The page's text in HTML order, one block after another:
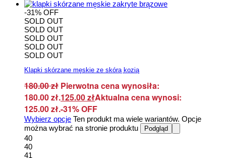
-31% OFF
SOLD OUT
SOLD OUT
SOLD OUT
SOLD OUT
SOLD OUT
Klapki skórzane męskie ze skórą kozią
180.00zł Pierwotna cena wynosiła:
180.00 zł.125.00złAktualna cena wynosi:
125.00 zł.-31% OFF
Wybierz opcje Ten produkt ma wiele wariantów. Opcje
można wybrać na stronie produktu
Podgląd
40
40
41